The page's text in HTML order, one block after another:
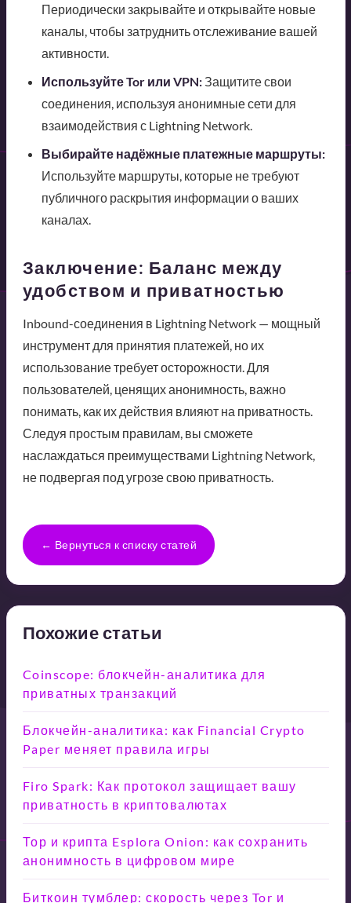
Периодически закрывайте и открывайте новые
каналы, чтобы затруднить отслеживание вашей
активности.
Используйте Tor или VPN:Защитите свои
соединения, используя анонимные сети для
взаимодействия с Lightning Network.
Выбирайте надёжные платежные маршруты:
Используйте маршруты, которые не требуют
публичного раскрытия информации о ваших
каналах.
Заключение: Баланс между
удобством и приватностью
Inbound-соединения в Lightning Network — мощный
инструмент для принятия платежей, но их
использование требует осторожности. Для
пользователей, ценящих анонимность, важно
понимать, как их действия влияют на приватность.
Следуя простым правилам, вы сможете
наслаждаться преимуществами Lightning Network,
не подвергая под угрозе свою приватность.
← Вернуться к списку статей
Похожие статьи
Coinscope: блокчейн-аналитика для
приватных транзакций
Блокчейн-аналитика: как Financial Crypto
Paper меняет правила игры
Firo Spark: Как протокол защищает вашу
приватность в криптовалютах
Тор и крипта Esplora Onion: как сохранить
анонимность в цифровом мире
Биткоин тумблер: скорость через Tor и